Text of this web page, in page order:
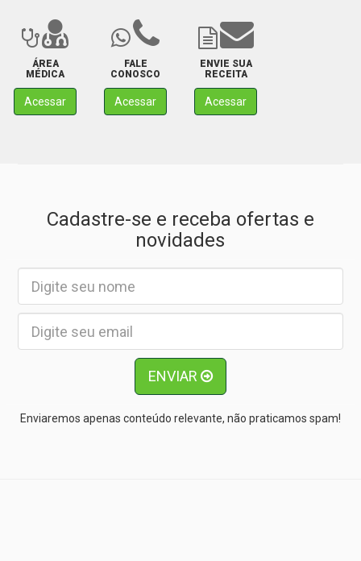
ÁREA
MÉDICA
Acessar
FALE
CONOSCO
Acessar
ENVIE SUA
RECEITA
Acessar
Cadastre-se e receba ofertas e
novidades
ENVIAR
Enviaremos apenas conteúdo relevante, não praticamos spam!